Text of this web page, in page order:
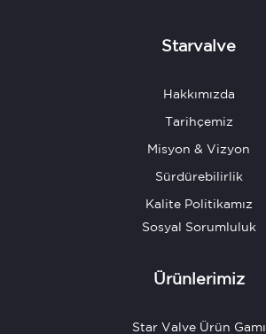
Starvalve
Hakkımızda
Tarihçemiz
Misyon & Vizyon
Sürdürebilirlik
Kalite Politikamız
Sosyal Sorumluluk
Ürünlerimiz
Star Valve Ürün Gamı